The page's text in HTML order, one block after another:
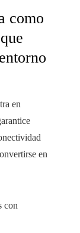
como
en
en
con